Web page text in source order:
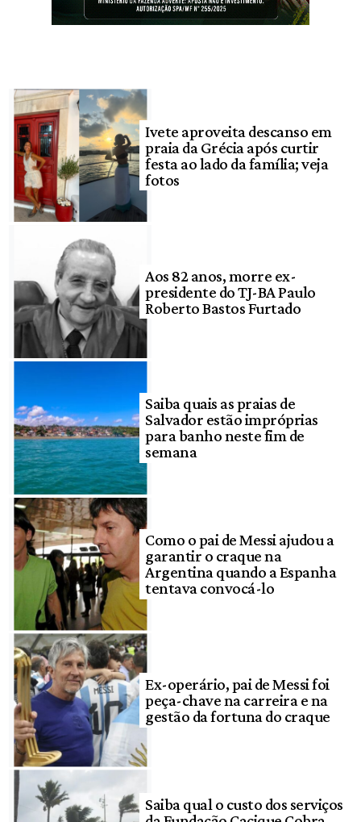
Ivete aproveita descanso em
praia da Grécia após curtir
festa ao lado da família; veja
fotos
Aos 82 anos, morre ex-
presidente do TJ-BA Paulo
Roberto Bastos Furtado
Saiba quais as praias de
Salvador estão impróprias
para banho neste fim de
semana
Como o pai de Messi ajudou a
garantir o craque na
Argentina quando a Espanha
tentava convocá-lo
Ex-operário, pai de Messi foi
peça-chave na carreira e na
gestão da fortuna do craque
Saiba qual o custo dos serviços